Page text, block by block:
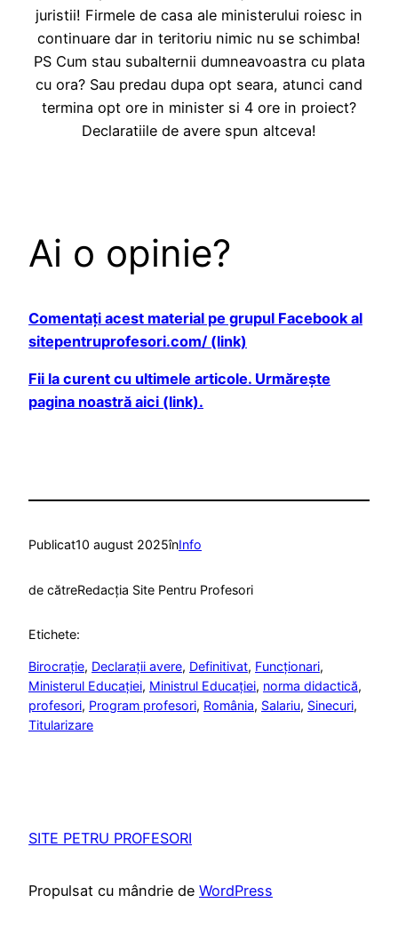
juristii! Firmele de casa ale ministerului roiesc in
continuare dar in teritoriu nimic nu se schimba!
PS Cum stau subalternii dumneavoastra cu plata
cu ora? Sau predau dupa opt seara, atunci cand
termina opt ore in minister si 4 ore in proiect?
Declaratiile de avere spun altceva!
Ai o opinie?
Comentați acest material pe grupul Facebook al
sitepentruprofesori.com/ (link)
Fii la curent cu ultimele articole. Urmărește
pagina noastră aici (link).
Publicat10 august 2025înInfo
de cătreRedacția Site Pentru Profesori
Etichete:
Birocrație, Declarații avere, Definitivat, Funcționari
Ministerul Educației, Ministrul Educației, norma didactică
profesori, Program profesori, România, Salariu, Sinecuri
Titularizare
SITE PETRU PROFESORI
Propulsat cu mândrie de WordPress